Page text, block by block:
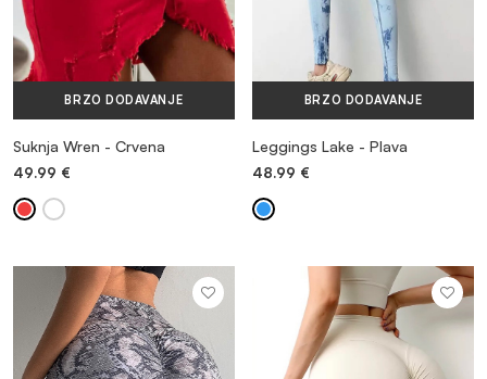
OBUĆA
DODACI
RASPRODAJA
BRZO DODAVANJE
Suknja Wren - Crvena
49.99 €
BRZO DODAVANJE
Leggings Lake - Plava
48.99 €